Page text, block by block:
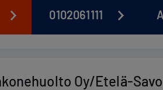
0102061111
Oy/Etelä-